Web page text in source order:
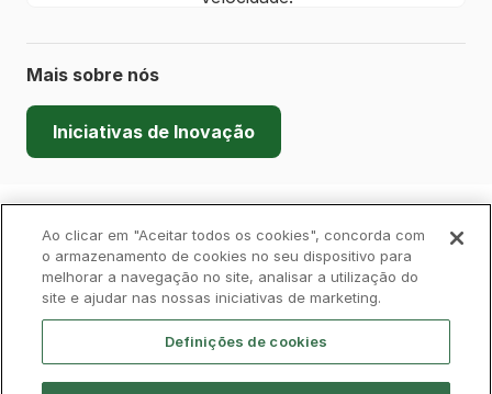
Mais sobre nós
Iniciativas de Inovação
Política de Privacidade Livro de Reclamações
Cookies Aviso Legal Acessibilidade
Ao clicar em "Aceitar todos os cookies", concorda com
o armazenamento de cookies no seu dispositivo para
melhorar a navegação no site, analisar a utilização do
site e ajudar nas nossas iniciativas de marketing.
Definições de cookies